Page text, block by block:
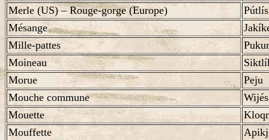
Merle (US) – Rouge-gorge (Europe)
Mésange
Mille-pattes
Moineau
Morue
Peju
Mouche commune
Wijés
Mouette
Mouffette